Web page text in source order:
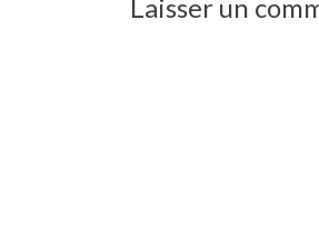
l’article
Laisser un